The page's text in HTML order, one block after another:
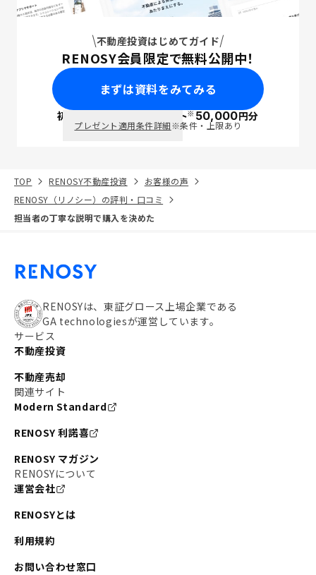
不動産投資はじめてガイド
RENOSY会員限定で無料公開中！
まずは資料をみてみる
初回面談で ポイント※50,000円分
プレゼント適用条件詳細※条件・上限あり
TOP RENOSY不動産投資
お客様の声
RENOSY（リノシー）の評判・口コミ
担当者の丁寧な説明で購入を決めた
RENOSYは、東証グロース上場企業である
GA technologiesが運営しています。
サービス
不動産投資
不動産売却
関連サイト
Modern Standard
RENOSY 利諾喜
RENOSY マガジン
RENOSYについて
運営会社
RENOSYとは
利用規約
お問い合わせ窓口